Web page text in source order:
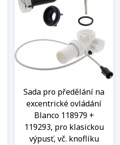
Sada pro předělání na
excentrické ovládání
Blanco 118979 +
119293, pro klasickou
výpusť, vč. knoflíku